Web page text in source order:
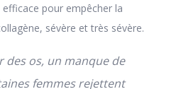
efficace pour empêcher la
sévère et très sévère.
des os, un manque de
femmes rejettent